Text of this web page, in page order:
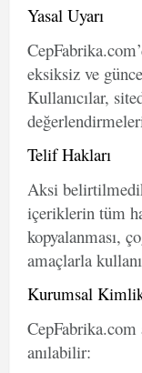
Yasal Uyarı
eksiksiz ve
Kullanıcılar,
Telif Hakları
Aksi
içeriklerin tüm
kopyalanması,
amaçlarla
Kurumsal
CepFabrika.com
anılabilir: